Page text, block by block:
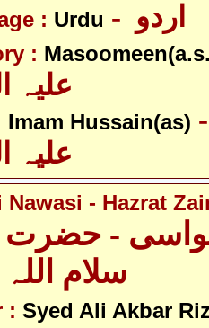
: Urdu
:
Imam Hussain(as)
علیہ
Nawasi - Hazrat
- حضرت
: Syed Ali Akbar